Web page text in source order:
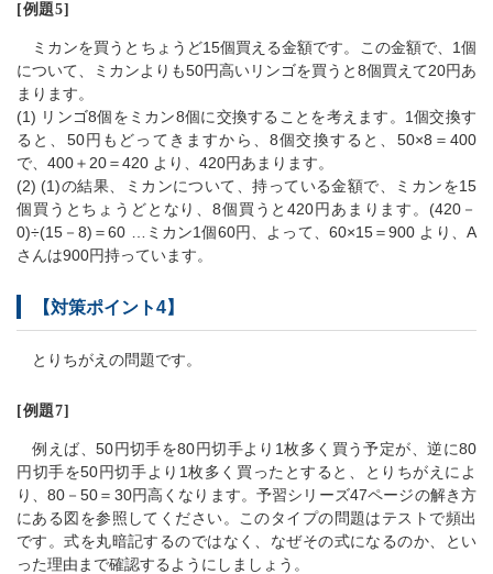
[例題5]
ミカンを買うとちょうど15個買える金額です。この金額で、1個
について、ミカンよりも50円高いリンゴを買うと8個買えて20円あ
まります。
(1) リンゴ8個をミカン8個に交換することを考えます。1個交換す
ると、50円もどってきますから、8個交換すると、50×8＝400
で、400＋20＝420 より、420円あまります。
(2) (1)の結果、ミカンについて、持っている金額で、ミカンを15
個買うとちょうどとなり、8個買うと420円あまります。(420－
0)÷(15－8)＝60 …ミカン1個60円、よって、60×15＝900 より、A
さんは900円持っています。
【対策ポイント4】
とりちがえの問題です。
[例題7]
例えば、50円切手を80円切手より1枚多く買う予定が、逆に80
円切手を50円切手より1枚多く買ったとすると、とりちがえによ
り、80－50＝30円高くなります。予習シリーズ47ページの解き方
にある図を参照してください。このタイプの問題はテストで頻出
です。式を丸暗記するのではなく、なぜその式になるのか、とい
った理由まで確認するようにしましょう。